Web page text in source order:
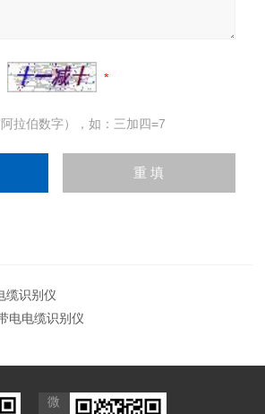
拉伯数字），如：三加四=7
缆识别仪
电电缆识别仪
微